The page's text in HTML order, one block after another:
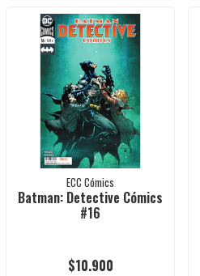
ECC Cómics
Batman: Detective Cómics
#16
$10.900